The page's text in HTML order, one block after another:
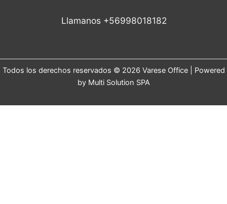
Llamanos +56998018182
Todos los derechos reservados © 2026 Varese Office | Powered
by Multi Solution SPA